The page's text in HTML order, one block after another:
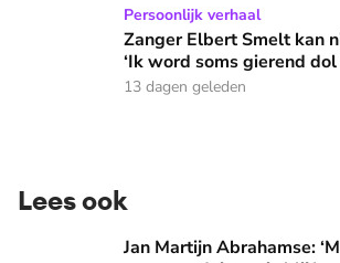
Zanger Elbert Smelt kan niet niets
Persoonlijk verhaal
Zanger Elbert Smelt kan
‘Ik word soms gierend
13 dagen geleden
Lees ook
Jan Martijn Abrahamse: ‘Midden
Jan Martijn Abrahamse: